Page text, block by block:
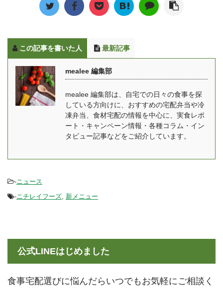
材には、秋田県産最高品
...
御膳」を全10食たべたレ
今回は「ママの休食」を
運営するセブンリッチグ
を伺いました。そのコン
セプトや、これから目指
していることについても
お話を伺いました。 「マ
マの休食」をはじめたき
っかけとは？ mealee 今
回はインタビューをあり
がとうございます。簡単
に自己紹介をお願いいた
休食」の事業責任者を務
がとうございます。最初
に自己紹介をお願いいた
本茜です。現在共同創業
「Amazake Lab.」を展
開しています。 また、個
人では麹士として発酵食
品づくりのワークショッ
この記事を書いた人 最新記事
mealee 編集部
mealee 編集部は、自宅での日々の食事を探
している方向けに、おすすめの宅配弁当や冷
凍弁当、食材宅配の情報を中心に、実食レポ
ート・キャンペーン情報・各種コラム・イン
タビュー記事などをご紹介しています。
-ニュース
-ニチレイフーズ 新メニュー
公式LINEはじめました
食事宅配選びに悩んだらいつでもお気軽にご相談く